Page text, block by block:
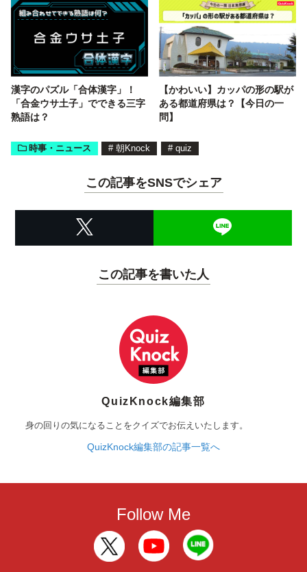
漢字のパズル「合体漢字」！
「合金ウサ土子」でできる三字
熟語は？
【かわいい】カッパの形の駅が
ある都道府県は？【今日の一
問】
時事・ニュース # 朝Knock # quiz
この記事をSNSでシェア
この記事を書いた人
QuizKnock編集部
身の回りの気になることをクイズでお伝えいたします。
QuizKnock編集部の記事一覧へ
Follow Me